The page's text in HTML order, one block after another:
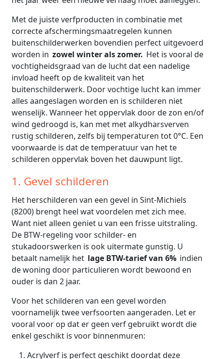
Met de juiste verfproducten in combinatie met
correcte afschermingsmaatregelen kunnen
buitenschilderwerken bovendien perfect uitgevoerd
worden in zowel winter als zomer. Het is vooral de
vochtigheidsgraad van de lucht dat een nadelige
invload heeft op de kwaliteit van het
buitenschilderwerk. Door vochtige lucht kan immer
alles aangeslagen worden en is schilderen niet
wenselijk. Wanneer het oppervlak door de zon en/of
wind gedroogd is, kan met met alkydharsverven
rustig schilderen, zelfs bij temperaturen tot 0°C. Een
voorwaarde is dat de temperatuur van het te
schilderen oppervlak boven het dauwpunt ligt.
1. Gevel schilderen
Het herschilderen van een gevel in Sint-Michiels
(8200) brengt heel wat voordelen met zich mee.
Want niet alleen geniet u van een frisse uitstraling.
De BTW-regeling voor schilder- en
stukadoorswerken is ook uitermate gunstig. U
betaalt namelijk het lage BTW-tarief van 6% indien
de woning door particulieren wordt bewoond en
ouder is dan 2 jaar.
Voor het schilderen van een gevel worden
voornamelijk twee verfsoorten aangeraden. Let er
vooral voor op dat er geen verf gebruikt wordt die
enkel geschikt is voor binnenmuren:
Acrylverf is perfect geschikt doordat deze